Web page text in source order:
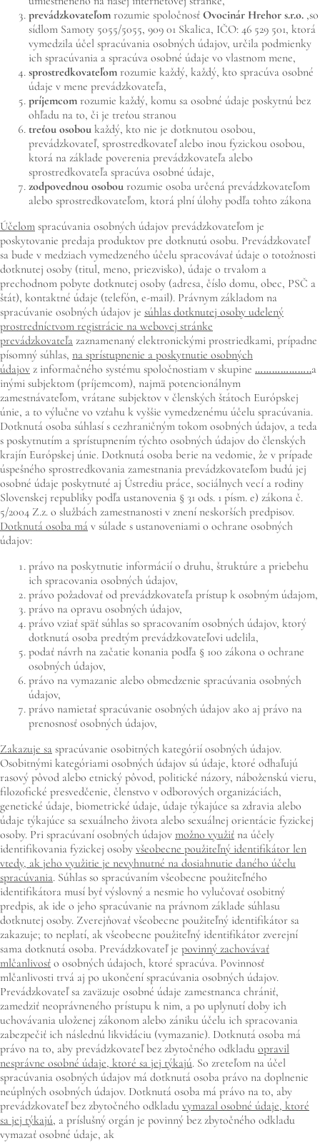
prevádzkovateľom rozumie spoločnosť Ovocinár Hrehor s.r.o. ,so
sídlom Samoty 5055/5055, 909 01 Skalica, IČO: 46 529 501, ktorá
vymedzila účel spracúvania osobných údajov, určila podmienky
ich spracúvania a spracúva osobné údaje vo vlastnom mene,
sprostredkovateľom rozumie každý, každý, kto spracúva osobné
údaje v mene prevádzkovateľa,
príjemcom rozumie každý, komu sa osobné údaje poskytnú bez
ohľadu na to, či je treťou stranou
treťou osobou každý, kto nie je dotknutou osobou,
prevádzkovateľ, sprostredkovateľ alebo inou fyzickou osobou,
ktorá na základe poverenia prevádzkovateľa alebo
sprostredkovateľa spracúva osobné údaje,
zodpovednou osobou rozumie osoba určená prevádzkovateľom
alebo sprostredkovateľom, ktorá plní úlohy podľa tohto zákona
Účelom spracúvania osobných údajov prevádzkovateľom je
poskytovanie predaja produktov pre dotknutú osobu. Prevádzkovateľ
sa bude v medziach vymedzeného účelu spracovávať údaje o totožnosti
dotknutej osoby (titul, meno, priezvisko), údaje o trvalom a
prechodnom pobyte dotknutej osoby (adresa, číslo domu, obec, PSČ a
štát), kontaktné údaje (telefón, e-mail). Právnym základom na
spracúvanie osobných údajov je súhlas dotknutej osoby udelený
prostredníctvom registrácie na webovej stránke
prevádzkovateľa zaznamenaný elektronickými prostriedkami, prípadne
písomný súhlas, na sprístupnenie a poskytnutie osobných
údajov z informačného systému spoločnostiam v skupine ………………..a
inými subjektom (príjemcom), najmä potencionálnym
zamestnávateľom, vrátane subjektov v členských štátoch Európskej
únie, a to výlučne vo vzťahu k vyššie vymedzenému účelu spracúvania.
Dotknutá osoba súhlasí s cezhraničným tokom osobných údajov, a teda
s poskytnutím a sprístupnením týchto osobných údajov do členských
krajín Európskej únie. Dotknutá osoba berie na vedomie, že v prípade
úspešného sprostredkovania zamestnania prevádzkovateľom budú jej
osobné údaje poskytnuté aj Ústrediu práce, sociálnych vecí a rodiny
Slovenskej republiky podľa ustanovenia § 31 ods. 1 písm. e) zákona č.
5/2004 Z.z. o službách zamestnanosti v znení neskorších predpisov.
Dotknutá osoba má v súlade s ustanoveniami o ochrane osobných
údajov:
právo na poskytnutie informácií o druhu, štruktúre a priebehu
ich spracovania osobných údajov,
právo požadovať od prevádzkovateľa prístup k osobným údajom,
právo na opravu osobných údajov,
právo vziať späť súhlas so spracovaním osobných údajov, ktorý
dotknutá osoba predtým prevádzkovateľovi udelila,
podať návrh na začatie konania podľa § 100 zákona o ochrane
osobných údajov,
právo na vymazanie alebo obmedzenie spracúvania osobných
údajov,
právo namietať spracúvanie osobných údajov ako aj právo na
prenosnosť osobných údajov,
Zakazuje sa spracúvanie osobitných kategórií osobných údajov.
Osobitnými kategóriami osobných údajov sú údaje, ktoré odhaľujú
rasový pôvod alebo etnický pôvod, politické názory, náboženskú vieru,
filozofické presvedčenie, členstvo v odborových organizáciách,
genetické údaje, biometrické údaje, údaje týkajúce sa zdravia alebo
údaje týkajúce sa sexuálneho života alebo sexuálnej orientácie fyzickej
osoby. Pri spracúvaní osobných údajov možno využiť na účely
identifikovania fyzickej osoby všeobecne použiteľný identifikátor len
vtedy, ak jeho využitie je nevyhnutné na dosiahnutie daného účelu
spracúvania. Súhlas so spracúvaním všeobecne použiteľného
identifikátora musí byť výslovný a nesmie ho vylučovať osobitný
predpis, ak ide o jeho spracúvanie na právnom základe súhlasu
dotknutej osoby. Zverejňovať všeobecne použiteľný identifikátor sa
zakazuje; to neplatí, ak všeobecne použiteľný identifikátor zverejní
sama dotknutá osoba. Prevádzkovateľ je povinný zachovávať
mlčanlivosť o osobných údajoch, ktoré spracúva. Povinnosť
mlčanlivosti trvá aj po ukončení spracúvania osobných údajov.
Prevádzkovateľ sa zaväzuje osobné údaje zamestnanca chrániť,
zamedziť neoprávneného prístupu k nim, a po uplynutí doby ich
uchovávania uloženej zákonom alebo zániku účelu ich spracovania
zabezpečiť ich následnú likvidáciu (vymazanie). Dotknutá osoba má
právo na to, aby prevádzkovateľ bez zbytočného odkladu opravil
nesprávne osobné údaje, ktoré sa jej týkajú. So zreteľom na účel
spracúvania osobných údajov má dotknutá osoba právo na doplnenie
neúplných osobných údajov. Dotknutá osoba má právo na to, aby
prevádzkovateľ bez zbytočného odkladu vymazal osobné údaje, ktoré
sa jej týkajú, a príslušný orgán je povinný bez zbytočného odkladu
vymazať osobné údaje, ak